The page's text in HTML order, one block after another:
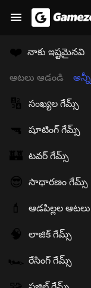
❤️ నాకు ఇష్టమైనవి
ఆటలు ఆడండి అన్నీ
🔢 సంఖ్యల గేమ్స్
🔫 షూటింగ్ గేమ్స్
🏰 టవర్ గేమ్స్
😎 సాధారణం గేమ్స్
💄 ఆడపిల్లల ఆటలు
🧠 లాజిక్ గేమ్స్
🏎️ రేసింగ్ గేమ్స్